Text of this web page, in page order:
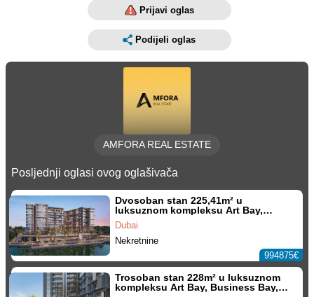
Prijavi oglas
Podijeli oglas
AMFORA REAL ESTATE
Posljednji oglasi ovog oglašivača
Dvosoban stan 225,41m² u
luksuznom kompleksu Art Bay,
Business Bay, Dubai
Dubai
Nekretnine
994875€
Trosoban stan 228m² u luksuznom
kompleksu Art Bay, Business Bay,